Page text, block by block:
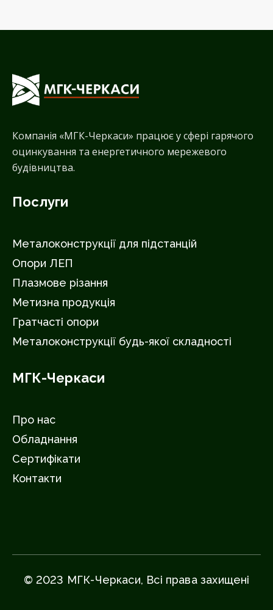
Компанія «МГК-Черкаси» працює у сфері гарячого
оцинкування та енергетичного мережевого
будівництва.
Послуги
Металоконструкції для підстанцій
Опори ЛЕП
Плазмове різання
Метизна продукція
Гратчасті опори
Металоконструкції будь-якої складності
МГК-Черкаси
Про нас
Обладнання
Сертифікати
Контакти
© 2023 МГК-Черкаси, Всі права захищені